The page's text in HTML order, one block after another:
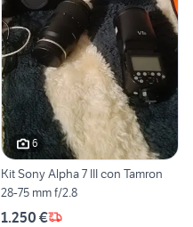
6
Kit Sony Alpha 7 III con Tamron
28-75 mm f/2.8
1.250 €